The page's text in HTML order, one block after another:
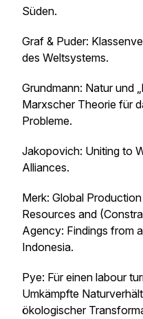
Süden.
Graf & Puder:
des Weltsystems.
Grundmann: Natur und
Marxscher Theorie für
Probleme.
Jakopovich: Uniting to
Alliances.
Merk: Global
Resources and
Agency: Findings from
Indonesia.
Pye: Für einen labour
Umkämpfte
ökologischer